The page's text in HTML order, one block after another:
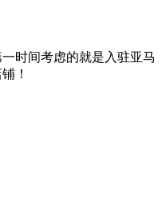
时间考虑的就是入驻亚马
！